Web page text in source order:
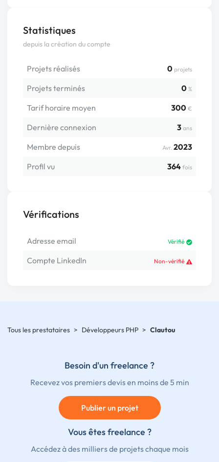
Statistiques
depuis la création du compte
Projets réalisés 0 projets
Projets terminés 0 %
Tarif horaire moyen 300 €
Dernière connexion 3 ans
Membre depuis Avr. 2023
Profil vu
364 fois
Vérifications
Adresse email Vérifié
Compte LinkedIn Non-vérifié
Tous les prestataires > Développeurs PHP > Clautou
Besoin d'un freelance ?
Recevez vos premiers devis en moins de 5 min
Publier un projet
Vous êtes freelance ?
Accédez à des milliers de projets chaque mois